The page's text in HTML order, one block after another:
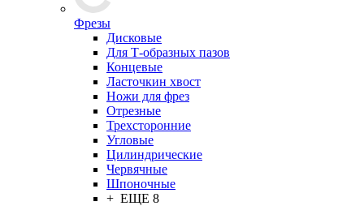
Фрезы
Дисковые
Для Т-образных пазов
Концевые
Ласточкин хвост
Ножи для фрез
Отрезные
Трехсторонние
Угловые
Цилиндрические
Червячные
Шпоночные
+ ЕЩЕ 8